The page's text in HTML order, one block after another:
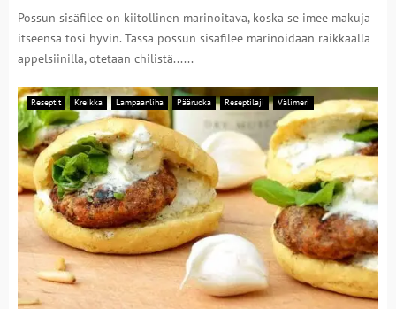
Possun sisäfilee on kiitollinen marinoitava, koska se imee makuja
itseensä tosi hyvin. Tässä possun sisäfilee marinoidaan raikkaalla
appelsiinilla, otetaan chilistä......
Reseptit Kreikka Lampaanliha Pääruoka Reseptilaji Välimeri